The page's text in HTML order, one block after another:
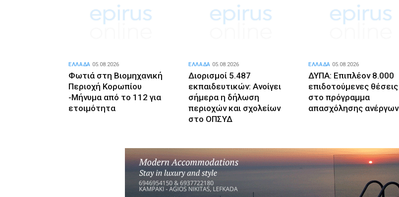
Φωτιά στη Βιομηχανική
Περιοχή Κορωπίου
-Μήνυμα από το 112 για
ετοιμότητα
ΕΛΛΑΔΑ 05.08.2026
Διορισμοί 5.487
εκπαιδευτικών: Ανοίγει
σήμερα η δήλωση
περιοχών και σχολείων
στο ΟΠΣΥΔ
ΕΛΛΑΔΑ 05.08.2026
ΔΥΠΑ: Επιπλέον 8.000
επιδοτούμενες θέσεις
στο πρόγραμμα
απασχόλησης ανέργων
ΕΛΛΑΔΑ 05.08.2026